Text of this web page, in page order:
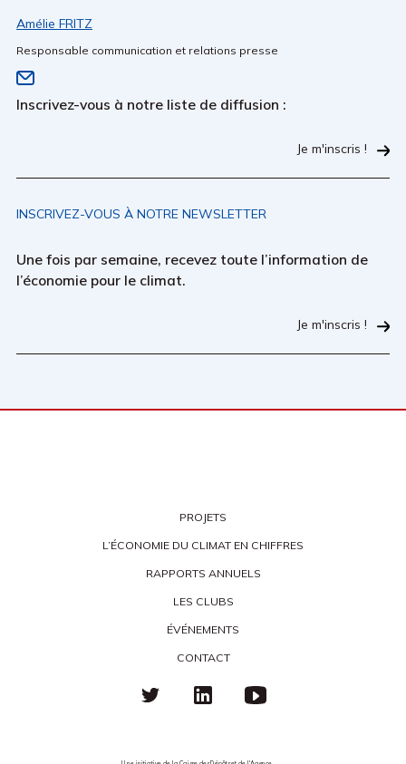
Amélie FRITZ
Responsable communication et relations presse
Inscrivez-vous à notre liste de diffusion :
Je m'inscris !
INSCRIVEZ-VOUS À NOTRE NEWSLETTER
Une fois par semaine, recevez toute l’information de
l’économie pour le climat.
Je m'inscris !
PROJETS
L’ÉCONOMIE DU CLIMAT EN CHIFFRES
RAPPORTS ANNUELS
LES CLUBS
ÉVÉNEMENTS
CONTACT